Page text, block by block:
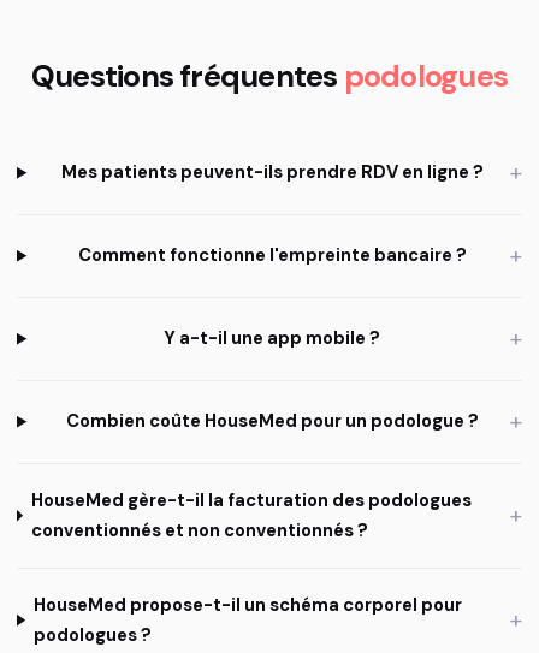
Questions fréquentes podologues
Mes patients peuvent-ils prendre RDV en ligne ? +
Comment fonctionne l'empreinte bancaire ? +
Y a-t-il une app mobile ? +
Combien coûte HouseMed pour un podologue ? +
HouseMed gère-t-il la facturation des podologues
conventionnés et non conventionnés ?
+
HouseMed propose-t-il un schéma corporel pour
podologues ?
+